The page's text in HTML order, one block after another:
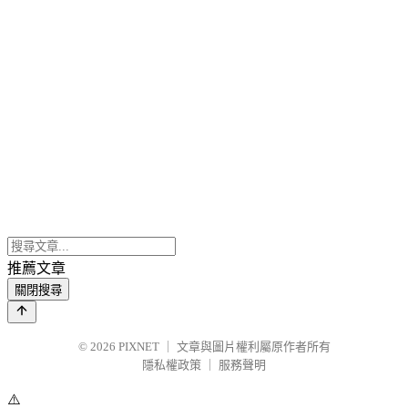
推薦文章
關閉搜尋
© 2026 PIXNET
文章與圖片權利屬原作者所有
隱私權政策
服務聲明
⚠️